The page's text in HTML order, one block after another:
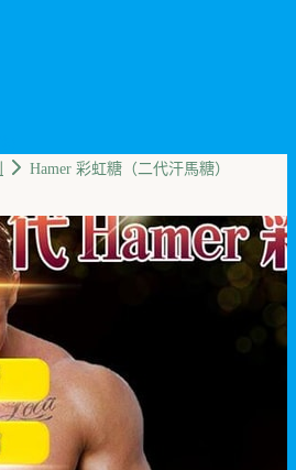
Hamer 彩虹糖（二代汗馬糖）